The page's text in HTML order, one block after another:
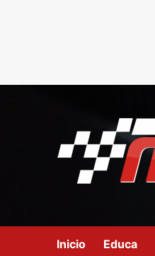
Inicio Educa